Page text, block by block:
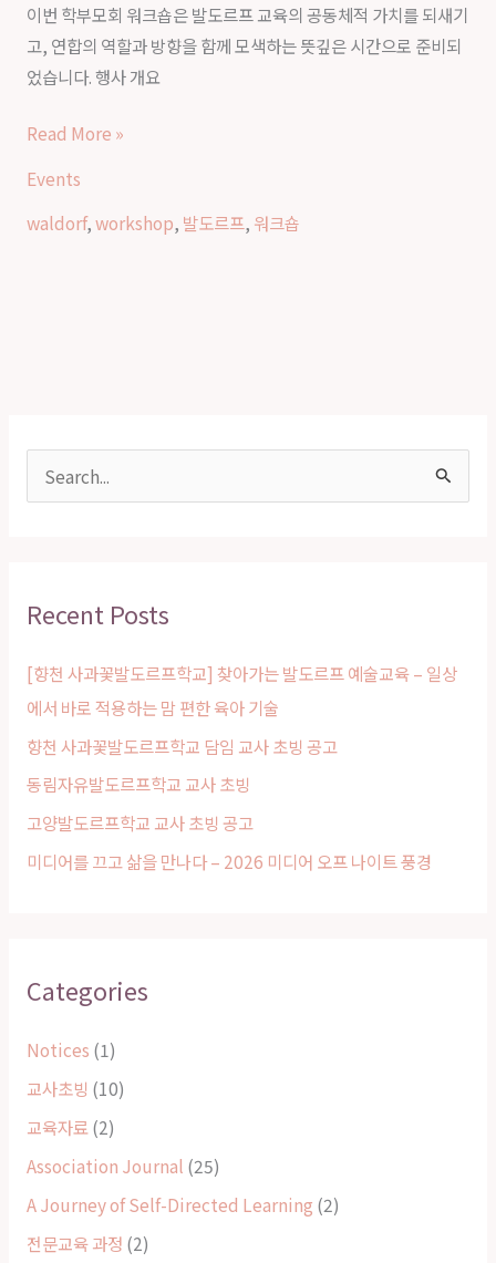
이번 학부모회 워크숍은 발도르프 교육의 공동체적 가치를 되새기
고, 연합의 역할과 방향을 함께 모색하는 뜻깊은 시간으로 준비되
었습니다. 행사 개요
Read More »
Events
waldorf,workshop, 발도르프, 워크숍
c
f
o
r
:
Recent Posts
[향천 사과꽃발도르프학교] 찾아가는 발도르프 예술교육 – 일상
에서 바로 적용하는 맘 편한 육아 기술
향천 사과꽃발도르프학교 담임 교사 초빙 공고
동림자유발도르프학교 교사 초빙
고양발도르프학교 교사 초빙 공고
미디어를 끄고 삶을 만나다 – 2026 미디어 오프 나이트 풍경
Categories
Notices (1)
교사초빙 (10)
교육자료(2)
Association Journal (25)
A Journey of Self-Directed Learning (2)
전문교육 과정 (2)